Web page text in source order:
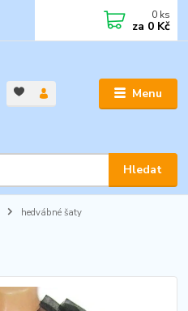
Menu
Hledat
0 ks
za 0 Kč
hedvábné šaty